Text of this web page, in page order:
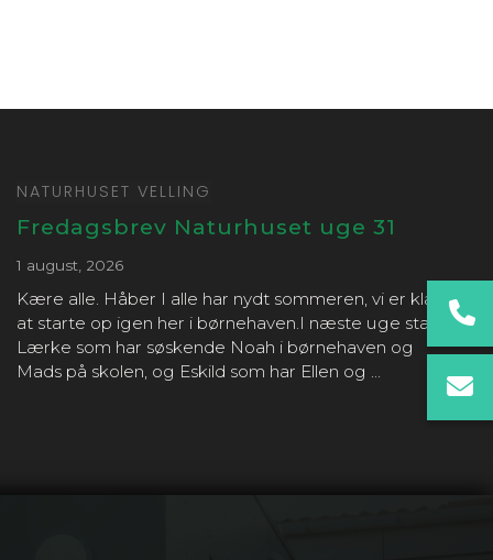
NATURHUSET VELLING
Fredagsbrev Naturhuset uge 31
1 august, 2026
Kære alle. Håber I alle har nydt sommeren, vi er klar til
at starte op igen her i børnehaven.I næste uge starter
Lærke som har søskende Noah i børnehaven og
Mads på skolen, og Eskild som har Ellen og ...